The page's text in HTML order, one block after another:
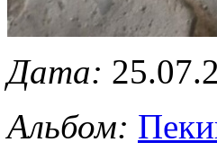
Дата:
Альбом: